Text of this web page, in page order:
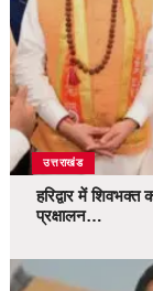
उत्तराखंड
हरिद्वार में शिवभक्त
प्रक्षालन…